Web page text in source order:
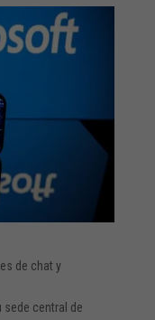
de chat y
sede central de